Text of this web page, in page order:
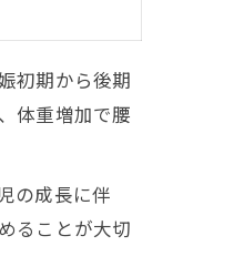
初期から後期
体重増加で腰
の成長に伴
ることが大切